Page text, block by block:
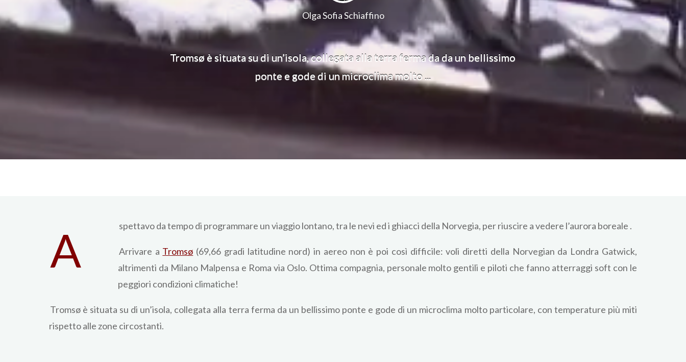
Olga Sofia Schiaffino
Tromsø è situata su di un’isola, collegata alla terra ferma da da un bellissimo
ponte e gode di un microclima molto ...
A spettavo da tempo di programmare un viaggio lontano, tra le nevi ed i ghiacci della Norvegia, per riuscire a vedere l’aurora boreale .
Arrivare a Tromsø (69,66 gradi latitudine nord) in aereo non è poi così difficile: voli diretti della Norvegian da Londra Gatwick,
altrimenti da Milano Malpensa e Roma via Oslo. Ottima compagnia, personale molto gentili e piloti che fanno atterraggi soft con le
peggiori condizioni climatiche!
Tromsø è situata su di un’isola, collegata alla terra ferma da un bellissimo ponte e gode di un microclima molto particolare, con temperature più miti
rispetto alle zone circostanti.